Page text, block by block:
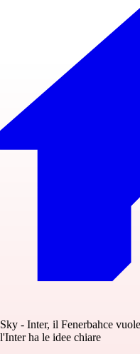
Sky - Inter, il Fenerbahce
l'Inter ha le idee chiare